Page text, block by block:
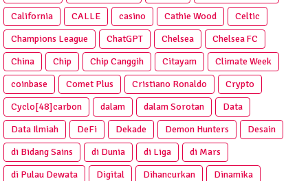
California
CALLE casino Cathie Wood
Celtic
Champions League
ChatGPT Chelsea
Chelsea FC
China
Chip Chip Canggih Citayam
Climate Week
coinbase
Comet Plus Cristiano Ronaldo
Crypto
Cyclo[48]carbon
dalam dalam Sorotan
Data
Data Ilmiah
DeFi Dekade Demon Hunters
Desain
di Bidang Sains
di Dunia di Liga
di Mars
di Pulau Dewata
Digital Dihancurkan
Dinamika